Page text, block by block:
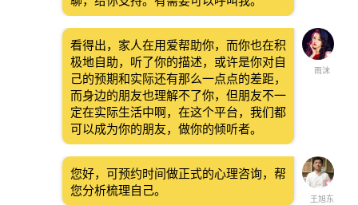
雨沫
看得出，家人在用爱帮助你，而你也在积
极地自助，听了你的描述，或许是你对自
己的预期和实际还有那么一点点的差距，
而身边的朋友也理解不了你，但朋友不一
定在实际生活中啊，在这个平台，我们都
可以成为你的朋友，做你的倾听者。
王旭东
您好，可预约时间做正式的心理咨询，帮
您分析梳理自己。